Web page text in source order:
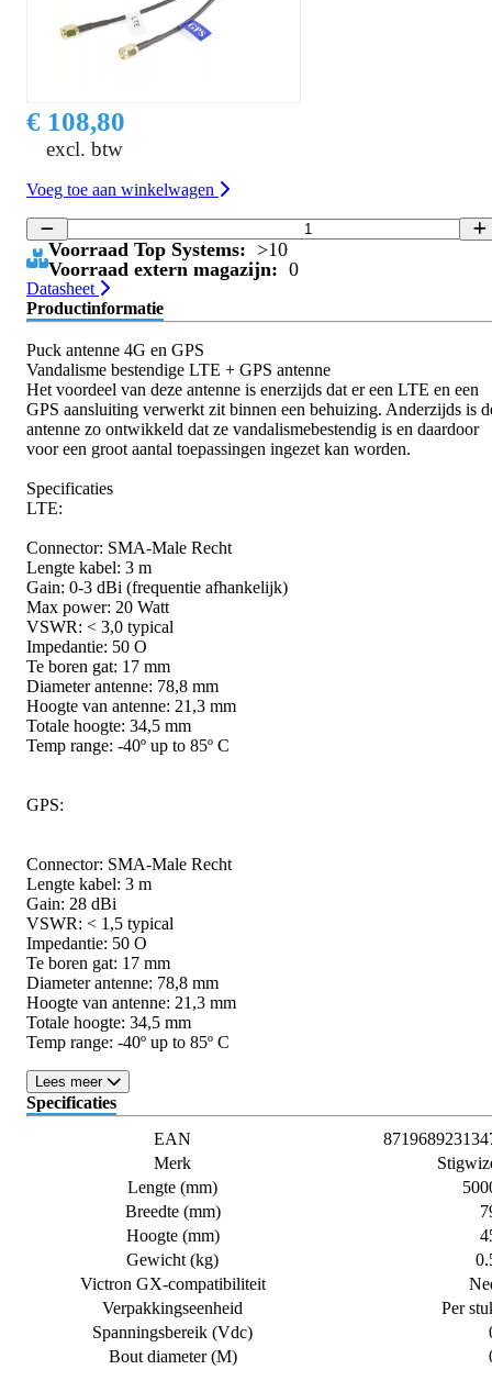
€ 108,80
excl. btw
Voeg toe aan winkelwagen
Voorraad Top Systems: >10
Voorraad extern magazijn: 0
Datasheet
Productinformatie
Puck antenne 4G en GPS
Vandalisme bestendige LTE + GPS antenne
Het voordeel van deze antenne is enerzijds dat er een LTE en een
GPS aansluiting verwerkt zit binnen een behuizing. Anderzijds is
antenne zo ontwikkeld dat ze vandalismebestendig is en daardoor
voor een groot aantal toepassingen ingezet kan worden.
Specificaties
LTE:
Connector: SMA-Male Recht
Lengte kabel: 3 m
Gain: 0-3 dBi (frequentie afhankelijk)
Max power: 20 Watt
VSWR: < 3,0 typical
Impedantie: 50 O
Te boren gat: 17 mm
Diameter antenne: 78,8 mm
Hoogte van antenne: 21,3 mm
Totale hoogte: 34,5 mm
Temp range: -40º up to 85º C
GPS:
Connector: SMA-Male Recht
Lengte kabel: 3 m
Gain: 28 dBi
VSWR: < 1,5 typical
Impedantie: 50 O
Te boren gat: 17 mm
Diameter antenne: 78,8 mm
Hoogte van antenne: 21,3 mm
Totale hoogte: 34,5 mm
Temp range: -40º up to 85º C
Lees meer
Specificaties
EAN
Merk
Lengte (mm)
Breedte (mm)
Hoogte (mm)
Gewicht (kg)
Victron GX-compatibiliteit
Verpakkingseenheid
Per
Spanningsbereik (Vdc)
Bout diameter (M)